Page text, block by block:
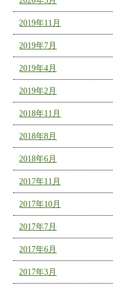
2019年11月
2019年7月
2019年4月
2019年2月
2018年11月
2018年8月
2018年6月
2017年11月
2017年10月
2017年7月
2017年6月
2017年3月